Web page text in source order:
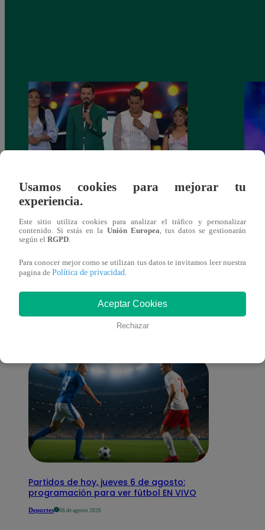
La Voz Perú – Sábado 18 de marzo del
2023 – Programa completo
La
También te puede
interesar
Partidos de hoy, jueves 6 de agosto:
programación para ver fútbol EN VIVO
Deportes 06 de agosto 2026
Usamos cookies para mejorar tu
experiencia.
Este sitio utiliza cookies para analizar el tráfico y personalizar
contenido. Si estás en la Unión Europea , tus datos se gestionarán
según el RGPD
Para conocer mejor como se utilizan tus datos te invitamos leer nuestra
pagina de Política de privacidad
Aceptar Cookies
Rechazar